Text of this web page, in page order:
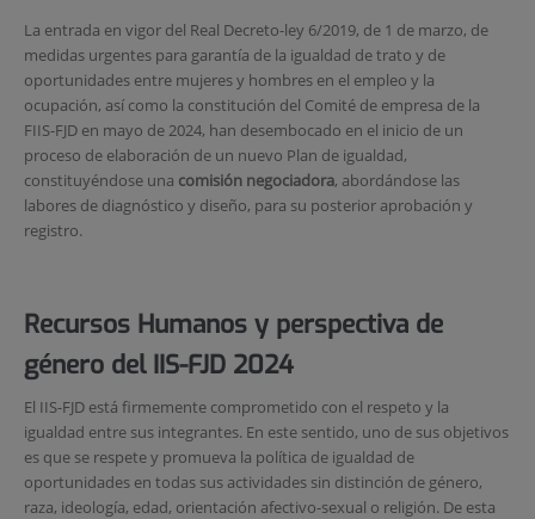
La entrada en vigor del Real Decreto-ley 6/2019, de 1 de marzo, de
medidas urgentes para garantía de la igualdad de trato y de
oportunidades entre mujeres y hombres en el empleo y la
ocupación, así como la constitución del Comité de empresa de la
FIIS-FJD en mayo de 2024, han desembocado en el inicio de un
proceso de elaboración de un nuevo Plan de igualdad,
constituyéndose una comisión negociadora, abordándose las
labores de diagnóstico y diseño, para su posterior aprobación y
registro.
Recursos Humanos y perspectiva de
género del IIS-FJD 2024
El IIS-FJD está firmemente comprometido con el respeto y la
igualdad entre sus integrantes. En este sentido, uno de sus objetivos
es que se respete y promueva la política de igualdad de
oportunidades en todas sus actividades sin distinción de género,
raza, ideología, edad, orientación afectivo-sexual o religión. De esta